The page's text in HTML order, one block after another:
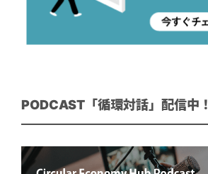
PODCAST「循環対話」配信中！